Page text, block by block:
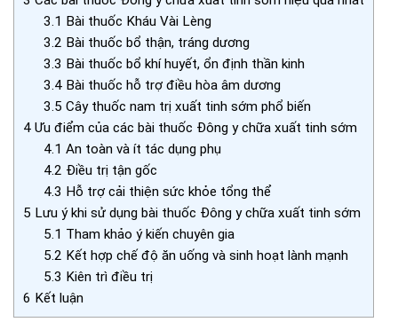
3.1 Bài thuốc Kháu Vài Lèng
3.2 Bài thuốc bổ thận, tráng dương
3.3 Bài thuốc bổ khí huyết, ổn định thần kinh
3.4Bài thuốc hỗ trợ điều hòa âm dương
3.5 Cây thuốc nam trị xuất tinh sớm phổ biến
4 Ưu điểm của các bài thuốc Đông y chữa xuất tinh sớm
4.1 An toàn và ít tác dụng phụ
4.2 Điều trị tận gốc
4.3 Hỗ trợ cải thiện sức khỏe tổng thể
5 Lưu ý khi sử dụng bài thuốc Đông y chữa xuất tinh sớm
5.1 Tham khảo ý kiến chuyên gia
5.2 Kết hợp chế độ ăn uống và sinh hoạt lành mạnh
5.3 Kiên trì điều trị
6 Kết luận